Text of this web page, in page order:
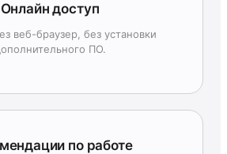
Онлайн доступ
веб-браузер, без установки
ПО.
по работе